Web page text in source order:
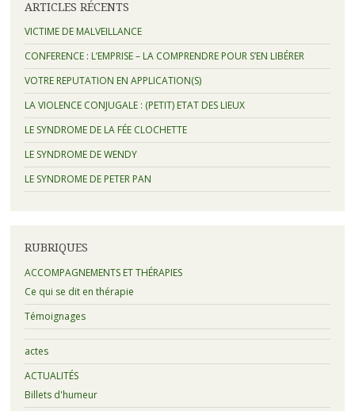
ARTICLES RÉCENTS
VICTIME DE MALVEILLANCE
CONFERENCE : L’EMPRISE – LA COMPRENDRE POUR S’EN LIBÉRER
VOTRE REPUTATION EN APPLICATION(S)
LA VIOLENCE CONJUGALE : (PETIT) ETAT DES LIEUX
LE SYNDROME DE LA FÉE CLOCHETTE
LE SYNDROME DE WENDY
LE SYNDROME DE PETER PAN
RUBRIQUES
ACCOMPAGNEMENTS ET THÉRAPIES
Ce qui se dit en thérapie
Témoignages
actes
ACTUALITÉS
Billets d'humeur